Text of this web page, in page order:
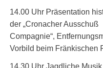
14.00 Uhr Präsentation
der „Cronacher Ausschuß
Compagnie“,
Vorbild beim Fränkischen
14.30 Uhr Jagdliche